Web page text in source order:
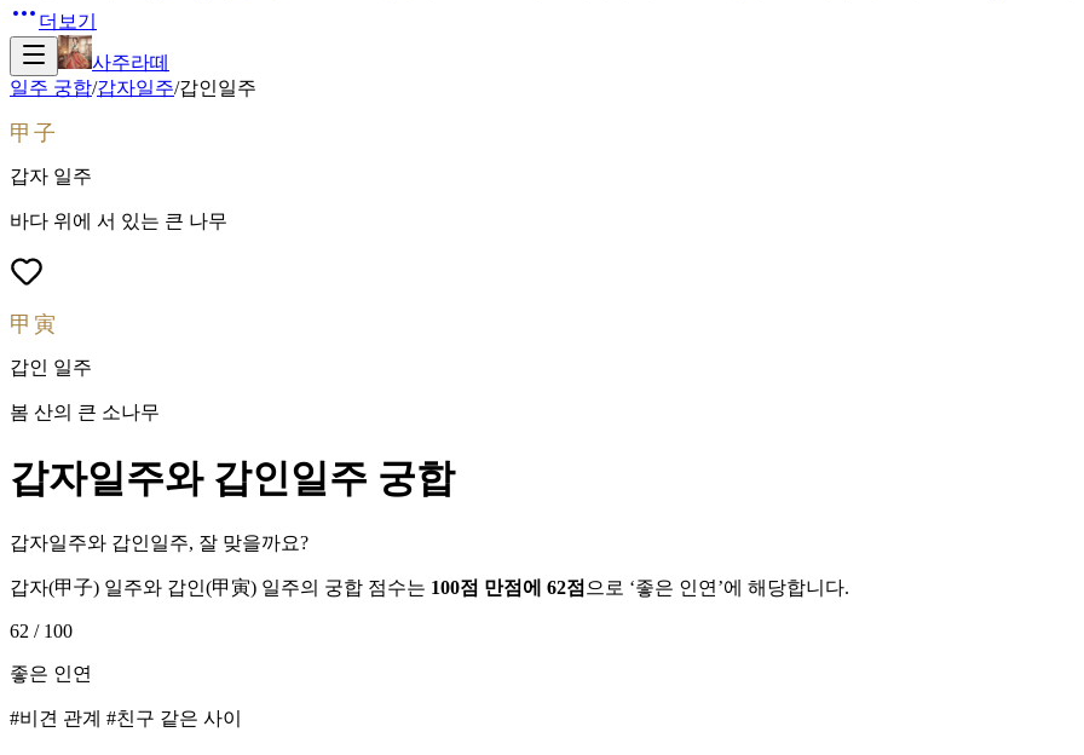
더보기
사주라떼
일주 궁합/갑자일주/갑인일주
甲子
갑자 일주
바다 위에 서 있는 큰 나무
甲寅
갑인 일주
봄 산의 큰 소나무
갑자일주와 갑인일주 궁합
갑자일주와 갑인일주, 잘 맞을까요?
갑자(甲子) 일주와 갑인(甲寅) 일주의 궁합 점수는 100점 만점에 62점 으로 ‘좋은 인연 ’에 해당합니다.
62 / 100
좋은 인연
#비견 관계 #친구 같은 사이